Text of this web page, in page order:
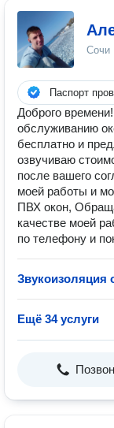
Сочи
Паспорт
Доброго
обслуживанию
бесплатно и
озвучиваю
после вашего
моей работы и
ПВХ окон,
качестве моей
по телефону и
Звукоизоляция
Ещё 34 услуги